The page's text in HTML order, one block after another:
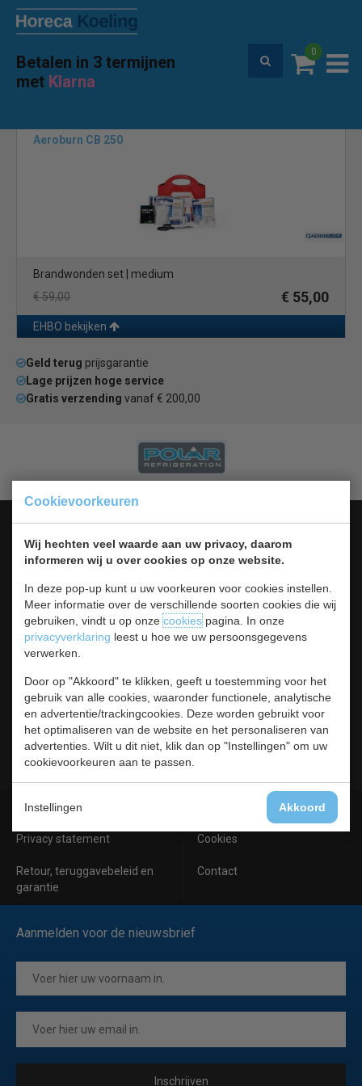
Cookievoorkeuren
Wij hechten veel waarde aan uw privacy, daarom
informeren wij u over cookies op onze website.
In deze pop-up kunt u uw voorkeuren voor cookies instellen.
Meer informatie over de verschillende soorten cookies die wij
gebruiken, vindt u op onzecookiespagina. In onze
privacyverklaring leest u hoe we uw persoonsgegevens
verwerken.
Door op "Akkoord" te klikken, geeft u toestemming voor het
gebruik van alle cookies, waaronder functionele, analytische
en advertentie/trackingcookies. Deze worden gebruikt voor
het optimaliseren van de website en het personaliseren van
advertenties. Wilt u dit niet, klik dan op "Instellingen" om uw
cookievoorkeuren aan te passen.
Instellingen Akkoord
Betalen in 3 termijnen
met Klarna
0
Premium service en garantie
Home Merken
Aeroburn CB 250
Brandwonden set | medium
€ 59,00
€ 55,00
EHBO bekijken
Geld terug prijsgarantie
Lage prijzen hoge service
Gratis verzending vanaf € 200,00
Categorieën
Koelen &
Koken & Bakken
Koksbenodigdheden
Warmhouden
Bar & Koffie
Buffet & tafel
Kleding
Hygiene
Horeca
Meubilair
RVS
Algemene voorwaarden Leveringsvoorwaarden
Privacy statement Cookies
Retour, teruggavebeleid en
garantie
Contact
Aanmelden voor de nieuwsbrief
Inschrijven